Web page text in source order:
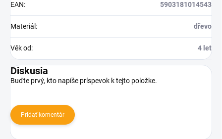
EAN: 5903181014543
Materiál : dřevo
Věk od: 4 let
Diskusia
Buďte prvý, kto napíše príspevok k tejto položke.
Pridať komentár